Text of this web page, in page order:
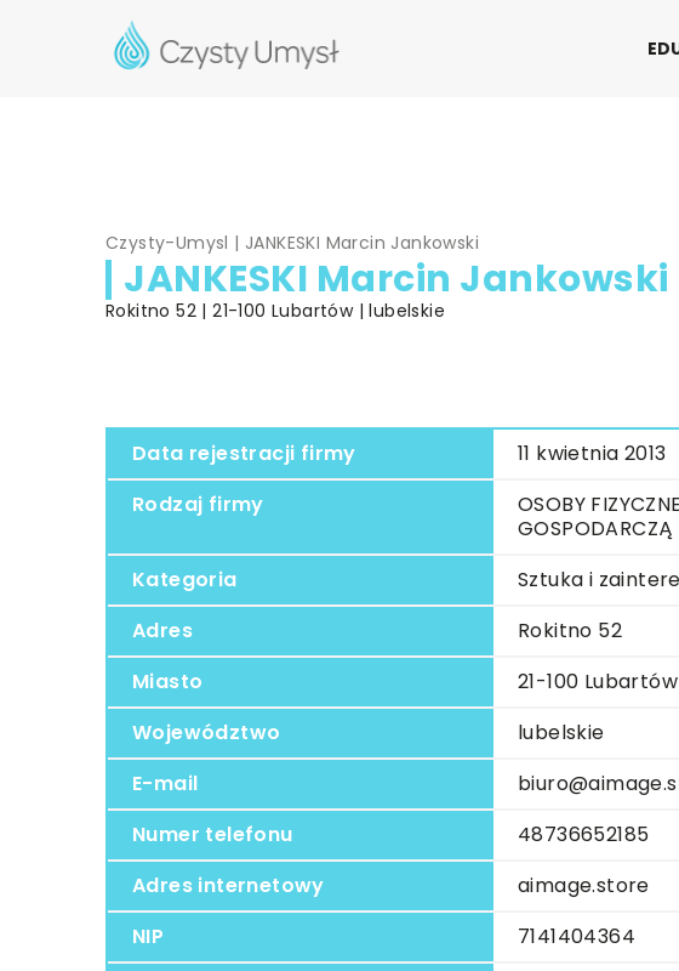
Czysty-Umysl | JANKESKI Marcin Jankowski
JANKESKI Marcin Jankowski
Rokitno 52 | 21-100 Lubartów | lubelskie
Data rejestracji firmy
11 kwietnia 2013
Rodzaj firmy
OSOBY
GOSPODARCZĄ
Kategoria
Sztuka i
Adres
Rokitno 52
Miasto
21-100 Lubartów
Województwo
lubelskie
E-mail
Numer telefonu
48736652185
Adres internetowy
aimage.store
NIP
7141404364